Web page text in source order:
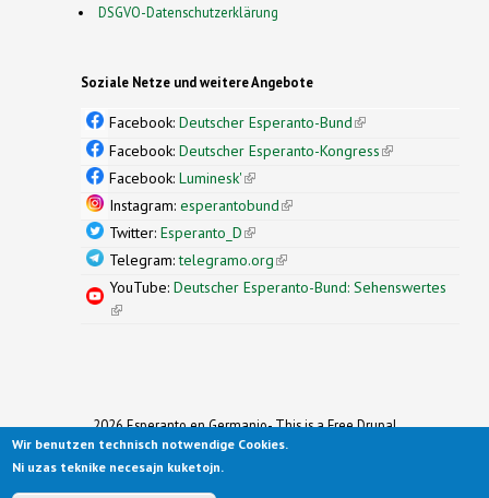
DSGVO-Datenschutzerklärung
Soziale Netze und weitere Angebote
Facebook: Deutscher Esperanto-Bund(link is
external)
Facebook: Deutscher Esperanto-Kongress(link is
Facebook: Luminesk'(link is external)
Instagram: esperantobund(link is external)
Twitter: Esperanto_D(link is external)
Telegram:telegramo.org(link is external)
YouTube: Deutscher Esperanto-Bund: Sehenswertes
(link is external)
2026 Esperanto en Germanio- This is a Free Drupal
Theme
Ported to Drupal for the Open Source Community by
Wir benutzen technisch notwendige Cookies.
Ni uzas teknike necesajn kuketojn.